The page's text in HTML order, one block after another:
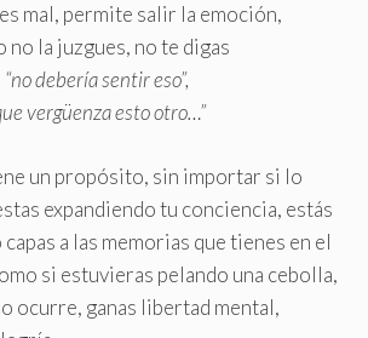
mal, permite salir la emoción,
no la juzgues, no te digas
“no debería sentir eso”,
vergüenza esto otro…”
un propósito, sin importar si lo
expandiendo tu conciencia, estás
a las memorias que tienes en el
si estuvieras pelando una cebolla,
ocurre, ganas libertad mental,